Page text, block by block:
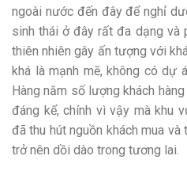
ngoài nước đến đây để nghỉ
sinh thái ở đây rất đa dạng và
thiên nhiên gây ấn tượng với
khá là mạnh mẽ, không có dự
Hàng năm số lượng khách
đáng kể, chính vì vậy mà khu
đã thu hút nguồn khách mua
trở nên dồi dào trong tương lai.